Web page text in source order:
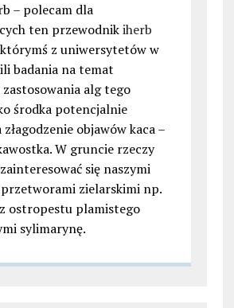
– polecam dla
ten przewodnikiherb
z uniwersytetów w
badania na temat
alg tego
środka potencjalnie
objawów kaca –
W gruncie rzeczy
się naszymi
zielarskimi np.
ostropestu plamistego
sylimarynę.